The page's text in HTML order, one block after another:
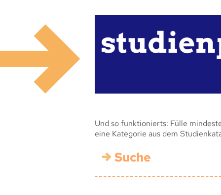
Und so funktionierts: Fülle
eine Kategorie aus dem
Suche